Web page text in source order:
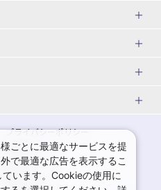
千葉県
栃木県
神奈川県ホテル・旅館
千葉県ホテル・旅館
蔵王温泉(山形)
岩手旅行・ツアー
秋田旅行・ツアー
福島旅行・ツアー
ユニバーサル・スタジオ・ジャパ
女子旅 国内版
ゴールデンウィーク（GW）の国内
旅行
7月の国内旅行
プライバシーポリシー
規約集
商標について
ごとに最適なサービスを提
で最適な広告を表示するこ
います。Cookieの使用に